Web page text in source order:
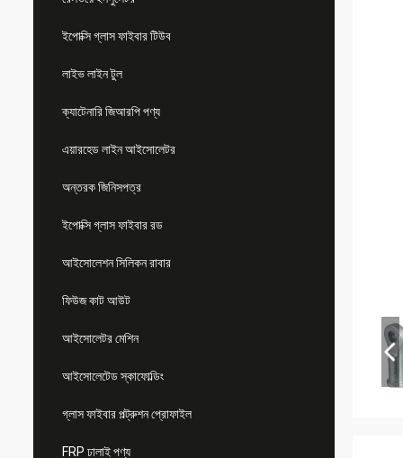
ইপোক্সি গ্লাস ফাইবার টিউব
লাইভ লাইন টুল
ক্যাটেনারি জিআরপি পণ্য
এয়ারহেড লাইন আইসোলেটর
অন্তরক জিনিসপত্র
ইপোক্সি গ্লাস ফাইবার রড
আইসোলেশন সিলিকন রাবার
ফিউজ কাট আউট
আইসোলেটর মেশিন
আইসোলেটেড স্কাফোল্ডিং
গ্লাস ফাইবার পল্ট্রুশন প্রোফাইল
FRP ঢালাই পণ্য